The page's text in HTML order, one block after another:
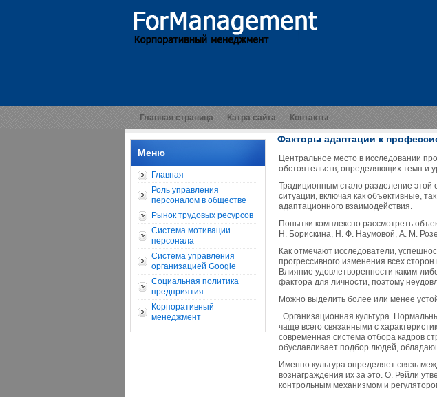
Главная страница Катра сайта Контакты
Меню
Главная
Роль управления
персоналом в обществе
Рынок трудовых ресурсов
Система мотивации
персонала
Система управления
организацией Google
Социальная политика
предприятия
Корпоративный
менеджмент
Факторы адаптации к
Центральное место в исследовании
обстоятельств, определяющих темп и
Традиционным стало разделение
ситуации, включая как объективные,
адаптационного взаимодействия.
Попытки комплексно рассмотреть
Н. Борискина, Н. Ф. Наумовой, А. М.
Как отмечают исследователи,
прогрессивного изменения всех
Влияние удовлетворенности каким-
фактора для личности, поэтому
Можно выделить более или менее
. Организационная культура.
чаще всего связанными с
современная система отбора кадров
обуславливает подбор людей,
Именно культура определяет связь
вознаграждения их за это. О. Рейли
контрольным механизмом и